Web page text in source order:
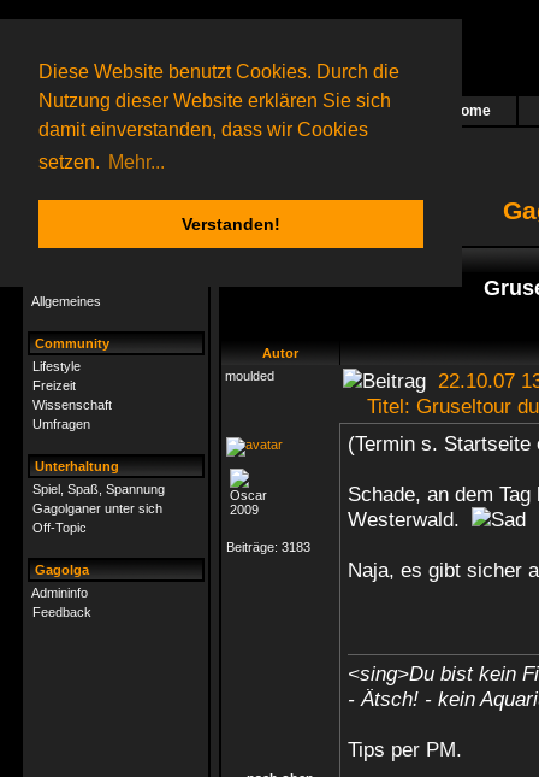
Diese Website benutzt Cookies. Durch die
Nutzung dieser Website erklären Sie sich
damit einverstanden, dass wir Cookies
setzen. Mehr...
Verstanden!
Das nächste Rätsel ist in Arbeit Home
52 Gagolganeronline(0 registrierte und 52 Gäste)
Gagolganer:
9732Rätsel online:
Allgemeines
Community
Lifestyle
Freizeit
Wissenschaft
Umfragen
Unterhaltung
Spiel, Spaß, Spannung
Gagolganer unter sich
Off-Topic
Gagolga
Admininfo
Feedback
Autor
moulded
22.10.07
Titel: Gruseltour
Beiträge: 3183
(Termin s.
Schade, an dem
Westerwald.
Naja, es gibt sicher
<sing>Du bist kein
- Ätsch! - kein
Tips per PM.